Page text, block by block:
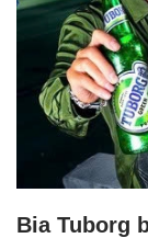
Bia Tuborg